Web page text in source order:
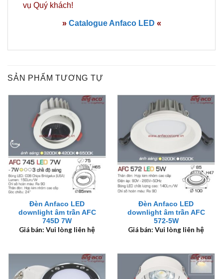
vụ Quý khách!
» Catalogue Anfaco LED «
SẢN PHẨM TƯƠNG TỰ
Đèn Anfaco LED
downlight âm trần AFC
745D 7W
Giá bán: Vui lòng liên hệ
Đèn Anfaco LED
downlight âm trần AFC
572-5W
Giá bán: Vui lòng liên hệ